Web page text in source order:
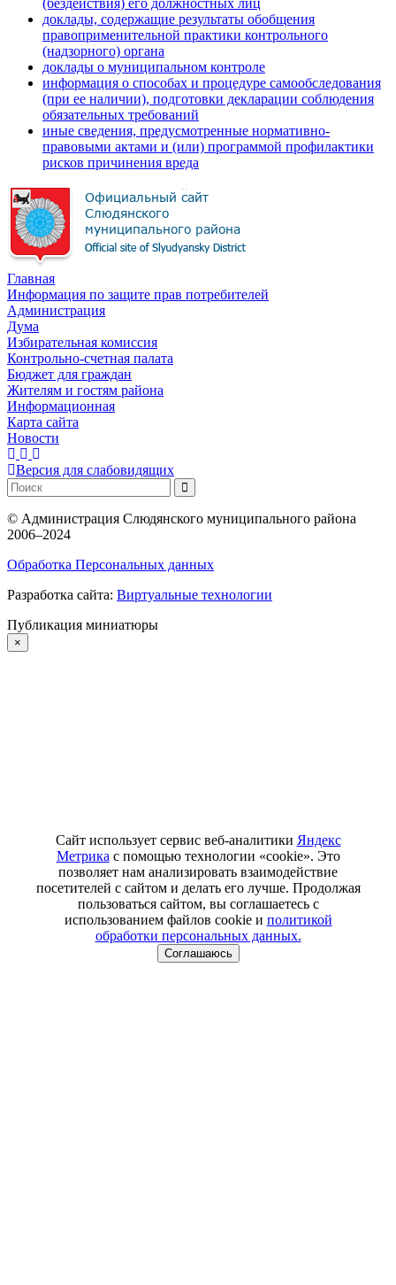
доклады, содержащие результаты обобщения
правоприменительной практики контрольного
(надзорного) органа
доклады о муниципальном контроле
информация о способах и процедуре самообследования
(при ее наличии), подготовки декларации соблюдения
обязательных требований
иные сведения, предусмотренные нормативно-
правовыми актами и (или) программой профилактики
рисков причинения вреда
Главная
Информация по защите прав потребителей
Администрация
Дума
Избирательная комиссия
Контрольно-счетная палата
Бюджет для граждан
Жителям и гостям района
Информационная
Карта сайта
Новости
Версия для слабовидящих
© Администрация Слюдянского муниципального района
2006–2024
Обработка Персональных данных
Разработка сайта: Виртуальные технологии
Публикация миниатюры
×
Сайт использует сервис веб-аналитики Яндекс
Метрика с помощью технологии «cookie». Это
позволяет нам анализировать взаимодействие
посетителей с сайтом и делать его лучше. Продолжая
пользоваться сайтом, вы соглашаетесь с
использованием файлов cookie и политикой
обработки персональных данных.
Соглашаюсь